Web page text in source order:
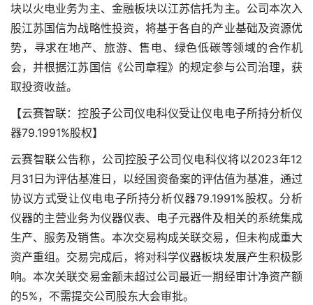
块以火电业务为主、金融板块以江苏信托为主。公司本次入
股江苏国信为战略性投资，将基于各自的产业基础及资源优
势，寻求在地产、旅游、售电、绿色低碳等领域的合作机
会，并根据江苏国信《公司章程》的规定参与公司治理，获
取投资收益。
【云赛智联：控股子公司仪电科仪受让仪电电子所持分析仪
器79.1991%股权】
云赛智联公告称，公司控股子公司仪电科仪将以2023年12
月31日为评估基准日，以经国资备案的评估值为基准，通过
协议方式受让仪电电子所持分析仪器79.1991%股权。分析
仪器的主营业务为仪器仪表、电子元器件及相关的系统集成
生产、服务及销售。本次交易构成关联交易，但未构成重大
资产重组。交易完成后，将对科学仪器板块发展产生积极影
响。本次关联交易金额未超过公司最近一期经审计净资产额
的5%，不需提交公司股东大会审批。